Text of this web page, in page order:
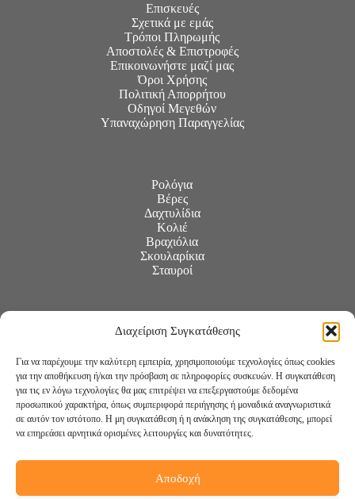
Διαχείριση Συγκατάθεσης
Για να παρέχουμε την καλύτερη εμπειρία, χρησιμοποιούμε τεχνολογίες όπως cookies
για την αποθήκευση ή/και την πρόσβαση σε πληροφορίες συσκευών. Η συγκατάθεση
για τις εν λόγω τεχνολογίες θα μας επιτρέψει να επεξεργαστούμε δεδομένα
προσωπικού χαρακτήρα, όπως συμπεριφορά περιήγησης ή μοναδικά αναγνωριστικά
σε αυτόν τον ιστότοπο. Η μη συγκατάθεση ή η ανάκληση της συγκατάθεσης, μπορεί
να επηρεάσει αρνητικά ορισμένες λειτουργίες και δυνατότητες.
Αποδοχή
Επισκευές
Σχετικά με εμάς
Τρόποι Πληρωμής
Αποστολές & Επιστροφές
Επικοινωνήστε μαζί μας
Όροι Χρήσης
Πολιτική Απορρήτου
Οδηγοί Μεγεθών
Υπαναχώρηση Παραγγελίας
Ρολόγια
Βέρες
Δαχτυλίδια
Κολιέ
Βραχιόλια
Σκουλαρίκια
Σταυροί